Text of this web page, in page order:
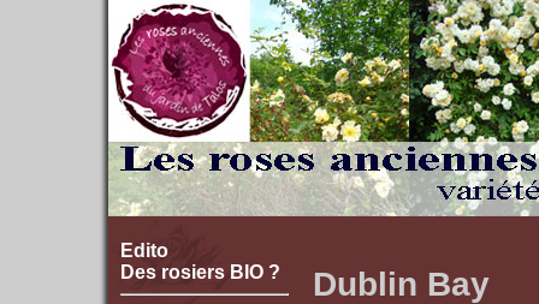
Edito
Des rosiers BIO ?
Dublin Bay